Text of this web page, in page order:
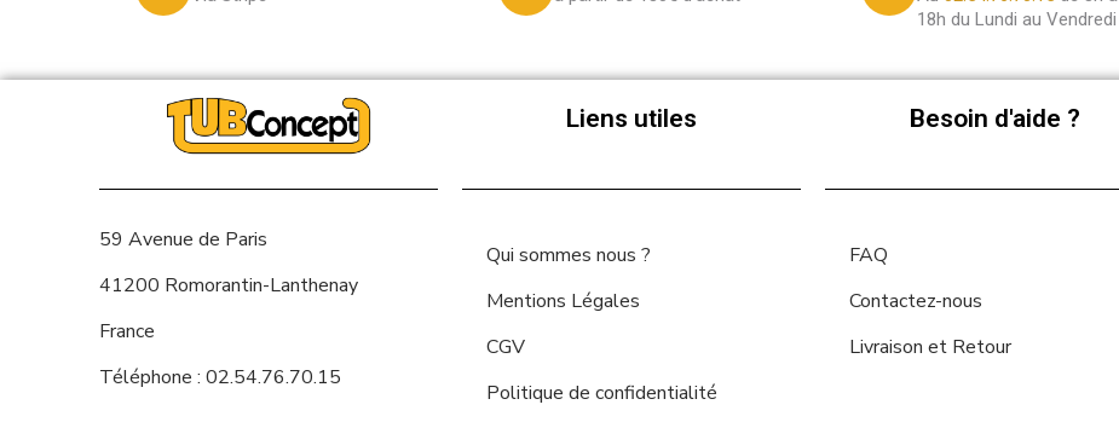
18h du Lundi au Vendredi
59 Avenue de Paris
41200 Romorantin-Lanthenay
France
Téléphone : 02.54.76.70.15
Liens utiles
Qui sommes nous ?
Mentions Légales
CGV
Politique de confidentialité
Besoin d'aide ?
FAQ
Contactez-nous
Livraison et Retour